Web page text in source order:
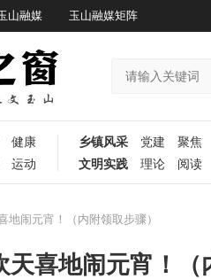
山融媒 玉山融媒矩阵
健康
运动
乡镇风采 党建
聚焦
文明实践
理论 阅读
地闹元宵！（内附领取步骤）
喜地闹元宵！（